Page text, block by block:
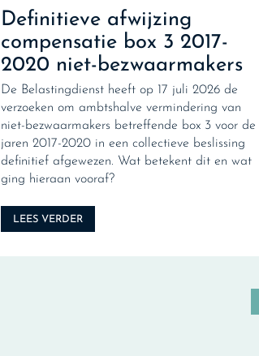
Definitieve afwijzing
compensatie box 3 2017-
2020 niet-bezwaarmakers
De Belastingdienst heeft op 17 juli 2026 de
verzoeken om ambtshalve vermindering van
niet-bezwaarmakers betreffende box 3 voor de
jaren 2017-2020 in een collectieve beslissing
definitief afgewezen. Wat betekent dit en wat
ging hieraan vooraf?
LEES VERDER